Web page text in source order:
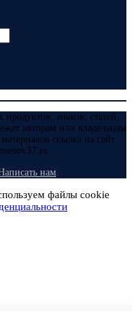
знаков, статей,
авторам или владельцам
ссылка на сайт
нам
файлы cookie